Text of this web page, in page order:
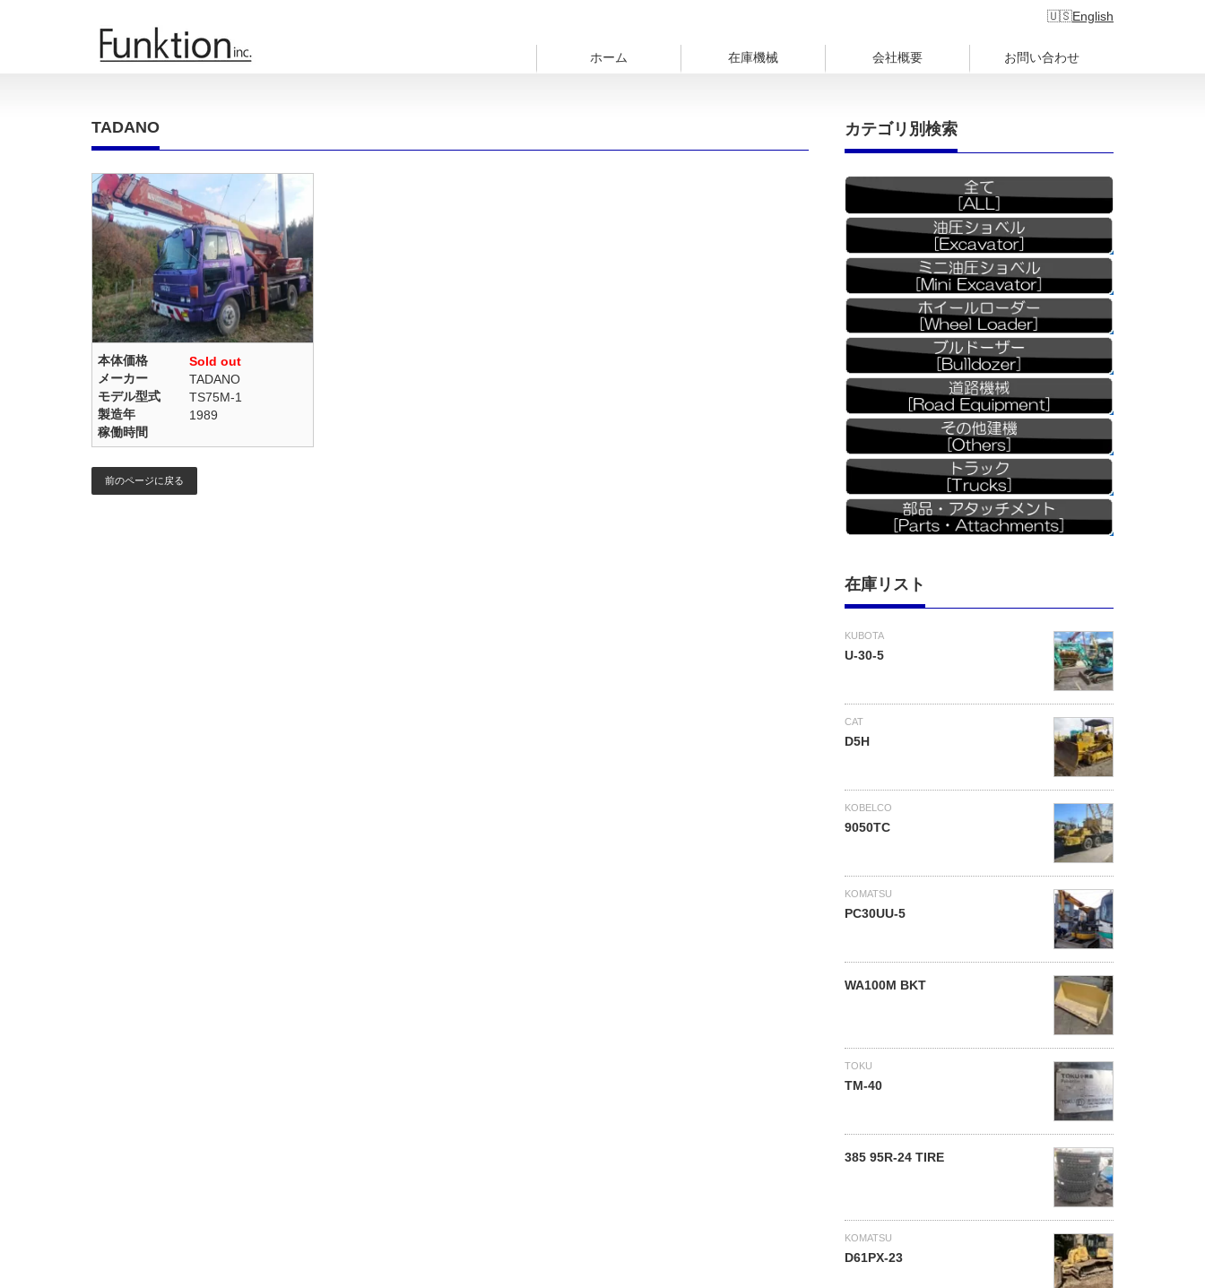
English
ホーム 在庫機械 会社概要 お問い合わせ
TADANO
本体価格
Sold out
メーカー
TADANO
モデル型式
TS75M-1
製造年
1989
稼働時間
前のページに戻る
カテゴリ別検索
在庫リスト
KUBOTA
U-30-5
CAT
D5H
KOBELCO
9050TC
KOMATSU
PC30UU-5
WA100M BKT
TOKU
TM-40
385 95R-24 TIRE
KOMATSU
D61PX-23